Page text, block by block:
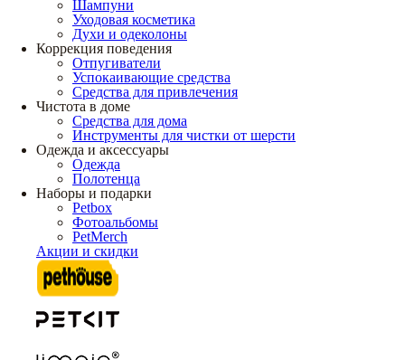
Шампуни
Уходовая косметика
Духи и одеколоны
Коррекция поведения
Отпугиватели
Успокаивающие средства
Средства для привлечения
Чистота в доме
Средства для дома
Инструменты для чистки от шерсти
Одежда и аксессуары
Одежда
Полотенца
Наборы и подарки
Petbox
Фотоальбомы
PetMerch
Акции и скидки